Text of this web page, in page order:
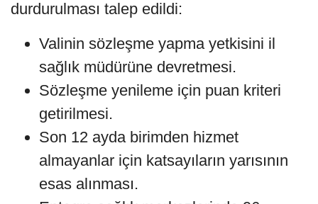
durdurulması talep edildi:
Valinin sözleşme yapma yetkisini il
sağlık müdürüne devretmesi.
Sözleşme yenileme için puan kriteri
getirilmesi.
Son 12 ayda birimden hizmet
almayanlar için katsayıların yarısının
esas alınması.